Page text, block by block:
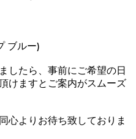
ブルー)
したら、事前にご希望の日
けますとご案内がスムーズ
心よりお待ち致しておりま